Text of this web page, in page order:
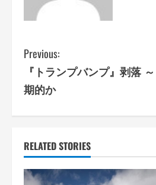
C
o
i
Previous:
『トランプバンプ』剥落
期的か
RELATED STORIES